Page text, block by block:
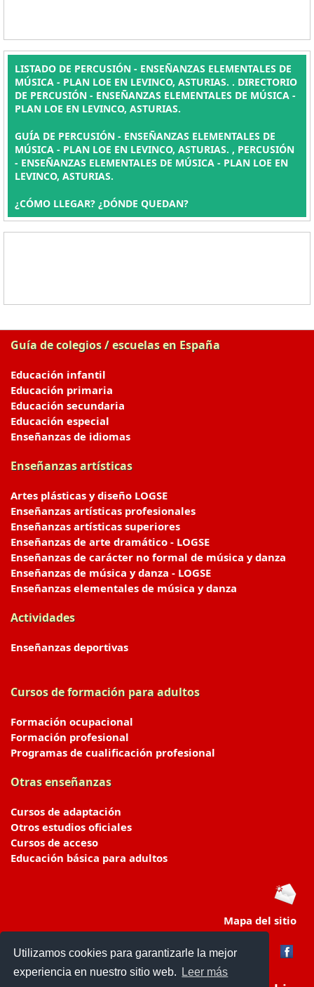
Utilizamos cookies para garantizarle la mejor
experiencia en nuestro sitio web.
Leer más
LISTADO DE PERCUSIÓN - ENSEÑANZAS ELEMENTALES DE
MÚSICA - PLAN LOE EN LEVINCO, ASTURIAS. . DIRECTORIO
DE PERCUSIÓN - ENSEÑANZAS ELEMENTALES DE MÚSICA -
PLAN LOE EN LEVINCO, ASTURIAS.
GUÍA DE PERCUSIÓN - ENSEÑANZAS ELEMENTALES DE
MÚSICA - PLAN LOE EN LEVINCO, ASTURIAS. , PERCUSIÓN
- ENSEÑANZAS ELEMENTALES DE MÚSICA - PLAN LOE EN
LEVINCO, ASTURIAS.
¿CÓMO LLEGAR? ¿DÓNDE QUEDAN?
Guía de colegios / escuelas en España
Educación infantil
Educación primaria
Educación secundaria
Educación especial
Enseñanzas de idiomas
Enseñanzas artísticas
Artes plásticas y diseño LOGSE
Enseñanzas artísticas profesionales
Enseñanzas artísticas superiores
Enseñanzas de arte dramático - LOGSE
Enseñanzas de carácter no formal de música y danza
Enseñanzas de música y danza - LOGSE
Enseñanzas elementales de música y danza
Actividades
Enseñanzas deportivas
Cursos de formación para adultos
Formación ocupacional
Formación profesional
Programas de cualificación profesional
Otras enseñanzas
Cursos de adaptación
Otros estudios oficiales
Cursos de acceso
Educación básica para adultos
Mapa del sitio